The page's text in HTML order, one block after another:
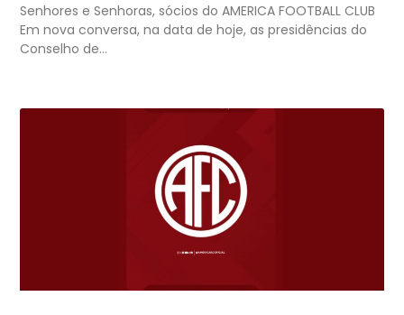
Senhores e Senhoras, sócios do AMERICA FOOTBALL CLUB
Em nova conversa, na data de hoje, as presidências do
Conselho de…